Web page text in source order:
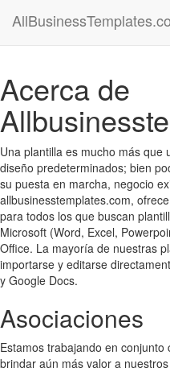
Acerca de
Una plantilla es mucho más que
diseño predeterminados; bien
su puesta en marcha, negocio
allbusinesstemplates.com,
para todos los que buscan
Microsoft (Word, Excel,
Office. La mayoría de nuestras
importarse y editarse
y Google Docs.
Asociaciones
Estamos trabajando en
brindar aún más valor a